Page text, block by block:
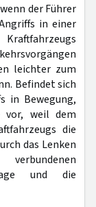
der Führer
in einer
leichter zum
Befindet sich
in Bewegung,
vor, weil dem
die
das Lenken
und die